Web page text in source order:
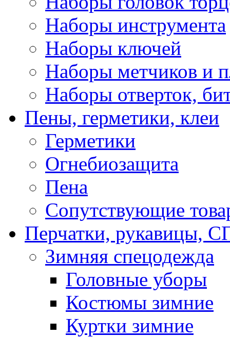
Наборы инструмента
Наборы ключей
Наборы метчиков и
Наборы отверток,
Пены, герметики, клеи
Герметики
Огнебиозащита
Пена
Сопутствующие
Перчатки,
Зимняя спецодежда
Головные уборы
Костюмы зимние
Куртки зимние